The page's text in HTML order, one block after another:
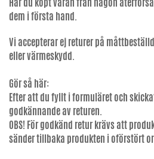
dem i första hand.
Vi accepterar ej returer på
eller värmeskydd.
Gör så här:
Efter att du fyllt i formuläret och
godkännande av returen.
OBS! För godkänd retur krävs att
sänder tillbaka produkten i oförstört